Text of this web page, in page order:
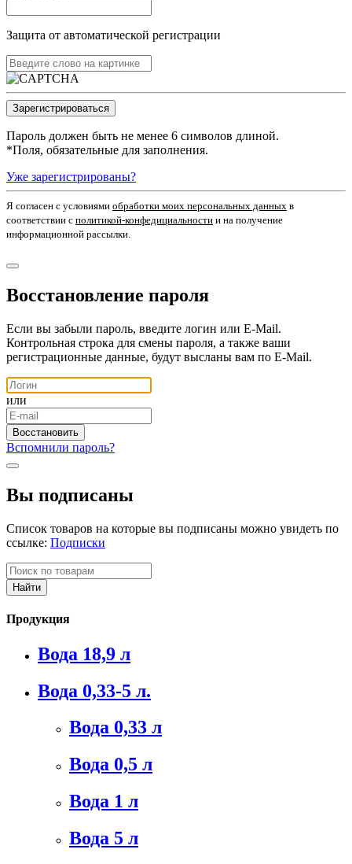
Защита от автоматической регистрации
Пароль должен быть не менее 6 символов длиной.
*Поля, обязательные для заполнения.
Уже зарегистрированы?
Я согласен c условиями обработки моих персональных данных в
соответствии с политикой-конфедициальности и на получение
информационной рассылки.
Восстановление пароля
Если вы забыли пароль, введите логин или E-Mail.
Контрольная строка для смены пароля, а также ваши
регистрационные данные, будут высланы вам по E-Mail.
или
Вспомнили пароль?
Вы подписаны
Список товаров на которые вы подписаны можно увидеть по
ссылке: Подписки
Продукция
Вода 18,9 л
Вода 0,33-5 л.
Вода 0,33 л
Вода 0,5 л
Вода 1 л
Вода 5 л